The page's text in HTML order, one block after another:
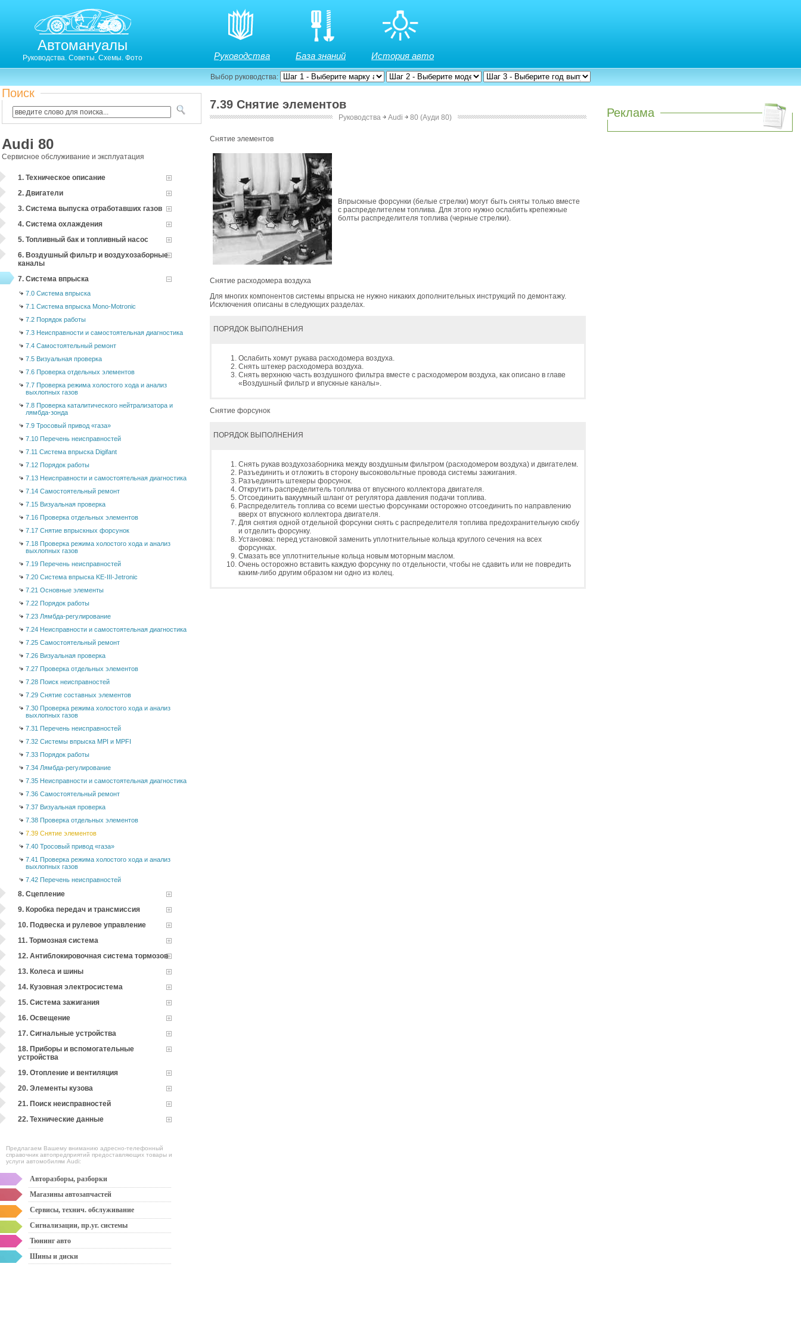
Автомануалы
Руководства. Советы. Схемы. Фото Руководства База знаний История авто
Выбор руководства:
Поиск
Audi 80
Сервисное обслуживание и эксплуатация
1. Техническое описание
2. Двигатели
3. Система выпуска отработавших газов
4. Система охлаждения
5. Топливный бак и топливный насос
6. Воздушный фильтр и воздухозаборные
каналы
7. Система впрыска
7.0 Система впрыска
7.1 Система впрыска Mono-Motronic
7.2 Порядок работы
7.3 Неисправности и самостоятельная диагностика
7.4 Самостоятельный ремонт
7.5 Визуальная проверка
7.6 Проверка отдельных элементов
7.7 Проверка режима холостого хода и анализ
выхлопных газов
7.8 Проверка каталитического нейтрализатора и
лямбда-зонда
7.9 Тросовый привод «газа»
7.10 Перечень неисправностей
7.11 Система впрыска Digifant
7.12 Порядок работы
7.13 Неисправности и самостоятельная диагностика
7.14 Самостоятельный ремонт
7.15 Визуальная проверка
7.16 Проверка отдельных элементов
7.17 Снятие впрыскных форсунок
7.18 Проверка режима холостого хода и анализ
выхлопных газов
7.19 Перечень неисправностей
7.20 Система впрыска KE-III-Jetronic
7.21 Основные элементы
7.22 Порядок работы
7.23 Лямбда-регулирование
7.24 Неисправности и самостоятельная диагностика
7.25 Самостоятельный ремонт
7.26 Визуальная проверка
7.27 Проверка отдельных элементов
7.28 Поиск неисправностей
7.29 Снятие составных элементов
7.30 Проверка режима холостого хода и анализ
выхлопных газов
7.31 Перечень неисправностей
7.32 Системы впрыска MPI и MPFI
7.33 Порядок работы
7.34 Лямбда-регулирование
7.35 Неисправности и самостоятельная диагностика
7.36 Самостоятельный ремонт
7.37 Визуальная проверка
7.38 Проверка отдельных элементов
7.39 Снятие элементов
7.40 Тросовый привод «газа»
7.41 Проверка режима холостого хода и анализ
выхлопных газов
7.42 Перечень неисправностей
8. Сцепление
9. Коробка передач и трансмиссия
10. Подвеска и рулевое управление
11. Тормозная система
12. Антиблокировочная система тормозов
13. Колеса и шины
14. Кузовная электросистема
15. Система зажигания
16. Освещение
17. Сигнальные устройства
18. Приборы и вспомогательные
устройства
19. Отопление и вентиляция
20. Элементы кузова
21. Поиск неисправностей
22. Технические данные
Предлагаем Вашему вниманию адресно-телефонный
справочник автопредприятий предоставляющих товары и
услуги автомобилям Audi:
Авторазборы, разборки
Магазины автозапчастей
Сервисы, технич. обслуживание
Сигнализации, пр.уг. системы
Тюнинг авто
Шины и диски
7.39 Снятие элементов
Руководства ￫ Audi ￫ 80 (Ауди 80)
Снятие элементов
Впрыскные форсунки (белые стрелки) могут быть сняты только вместе
с распределителем топлива. Для этого нужно ослабить крепежные
болты распределителя топлива (черные стрелки).
Снятие расходомера воздуха
Для многих компонентов системы впрыска не нужно никаких дополнительных инструкций по демонтажу.
Исключения описаны в следующих разделах.
ПОРЯДОК ВЫПОЛНЕНИЯ
Ослабить хомут рукава расходомера воздуха.
Снять штекер расходомера воздуха.
Снять верхнюю часть воздушного фильтра вместе с расходомером воздуха, как описано в главе
«Воздушный фильтр и впускные каналы».
Снятие форсунок
ПОРЯДОК ВЫПОЛНЕНИЯ
Снять рукав воздухозаборника между воздушным фильтром (расходомером воздуха) и двигателем.
Разъединить и отложить в сторону высоковольтные провода системы зажигания.
Разъединить штекеры форсунок.
Открутить распределитель топлива от впускного коллектора двигателя.
Отсоединить вакуумный шланг от регулятора давления подачи топлива.
Распределитель топлива со всеми шестью форсунками осторожно отсоединить по направлению
вверх от впускного коллектора двигателя.
Для снятия одной отдельной форсунки снять с распределителя топлива предохранительную скобу
и отделить форсунку.
Установка: перед установкой заменить уплотнительные кольца круглого сечения на всех
форсунках.
Смазать все уплотнительные кольца новым моторным маслом.
Очень осторожно вставить каждую форсунку по отдельности, чтобы не сдавить или не повредить
каким-либо другим образом ни одно из колец.
Реклама